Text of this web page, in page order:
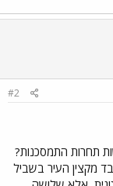
#2
תחרות התמסכנות?
מקצין העיר בשביל